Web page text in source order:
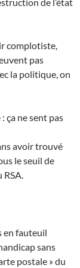
de l’état
complotiste,
pas
la politique, on
ça ne sent pas
avoir trouvé
le seuil de
RSA.
en fauteuil
sans
postale » du